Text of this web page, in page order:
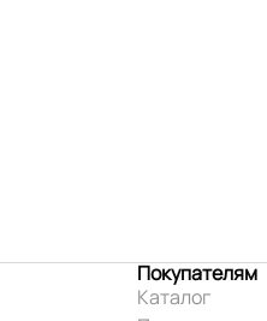
Покупателям
Каталог